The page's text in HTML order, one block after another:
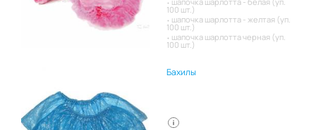
100 шт.)
шапочка шарлотта - желтая (уп.
100 шт.)
шапочка шарлотта черная (уп.
100 шт.)
Бахилы